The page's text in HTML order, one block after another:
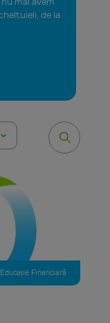
de la
Educație Financiară